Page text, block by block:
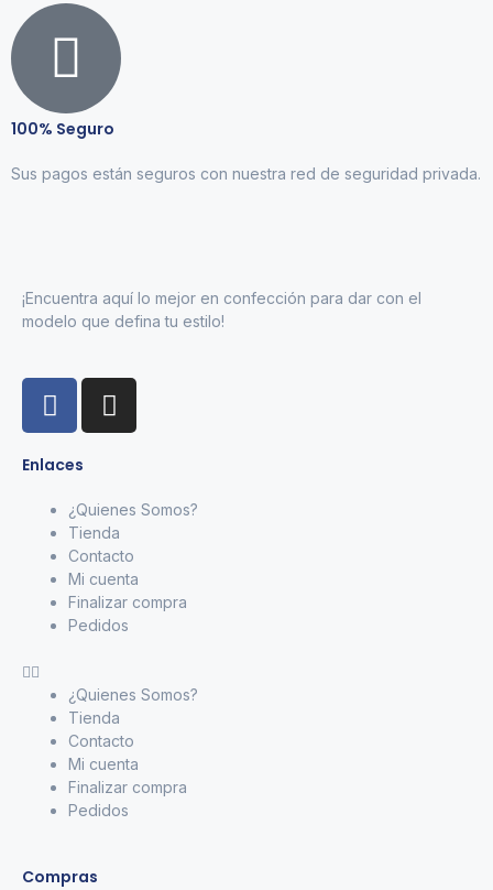
100% Seguro
Sus pagos están seguros con nuestra red de seguridad privada.
¡Encuentra aquí lo mejor en confección para dar con el
modelo que defina tu estilo!
Enlaces
¿Quienes Somos?
Tienda
Contacto
Mi cuenta
Finalizar compra
Pedidos
¿Quienes Somos?
Tienda
Contacto
Mi cuenta
Finalizar compra
Pedidos
Compras